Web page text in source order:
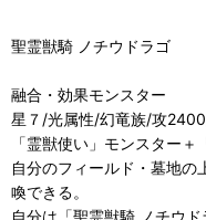
聖霊獣騎 ノチウドラゴ
融合・効果モンスター
星７/光属性/幻竜族/攻
「霊獣使い」モンスター
自分のフィールド・墓地の
喚できる。
自分は「聖霊獣騎 ノチウ